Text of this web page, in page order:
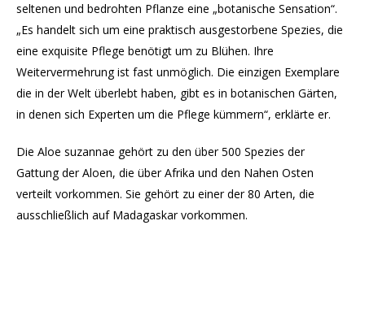
seltenen und bedrohten Pflanze eine „botanische Sensation“.
„Es handelt sich um eine praktisch ausgestorbene Spezies, die
eine exquisite Pflege benötigt um zu Blühen. Ihre
Weitervermehrung ist fast unmöglich. Die einzigen Exemplare
die in der Welt überlebt haben, gibt es in botanischen Gärten,
in denen sich Experten um die Pflege kümmern“, erklärte er.
Die Aloe suzannae gehört zu den über 500 Spezies der
Gattung der Aloen, die über Afrika und den Nahen Osten
verteilt vorkommen. Sie gehört zu einer der 80 Arten, die
ausschließlich auf Madagaskar vorkommen.